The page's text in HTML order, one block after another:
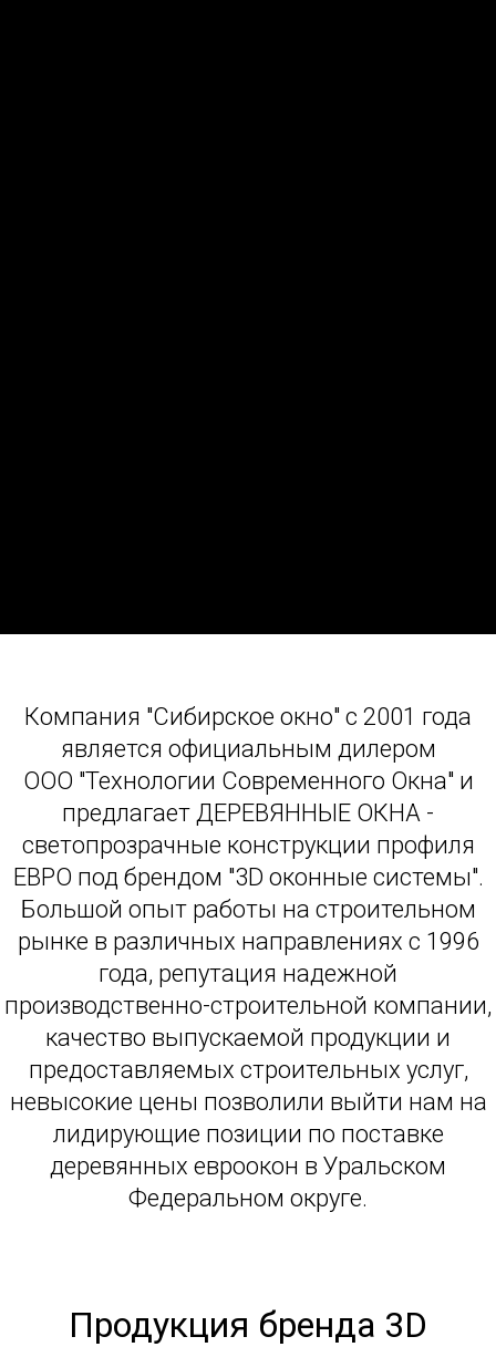
Компания "Сибирское окно" с 2001 года
является официальным дилером
ООО "Технологии Современного Окна" и
предлагает ДЕРЕВЯННЫЕ ОКНА -
светопрозрачные конструкции профиля
ЕВРО под брендом "3D оконные системы".
Большой опыт работы на строительном
рынке в различных направлениях с 1996
года, репутация надежной
производственно-строительной компании,
качество выпускаемой продукции и
предоставляемых строительных услуг,
невысокие цены позволили выйти нам на
лидирующие позиции по поставке
деревянных евроокон в Уральском
Федеральном округе.
Продукция бренда 3D